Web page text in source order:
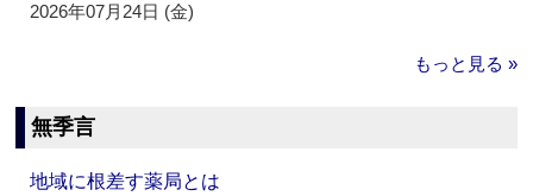
2026年07月24日 (金)
もっと見る »
無季言
地域に根差す薬局とは